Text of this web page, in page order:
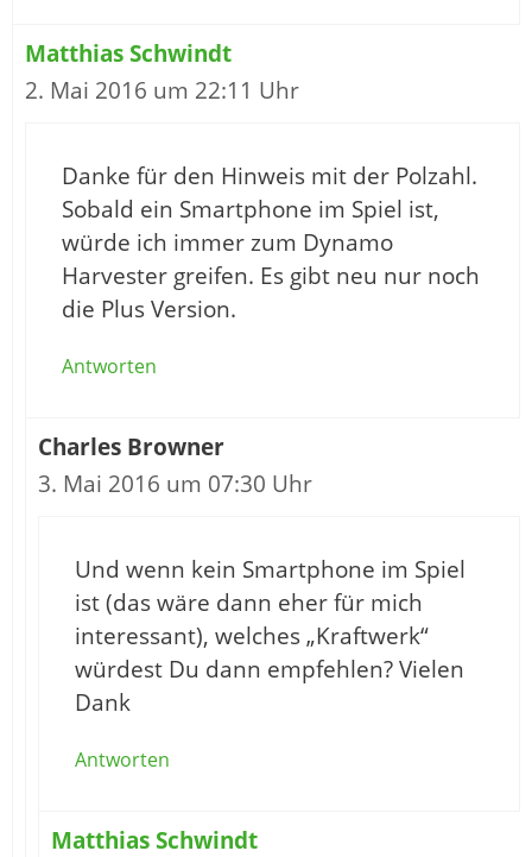
Matthias Schwindt
2. Mai 2016 um 22:11 Uhr
Danke für den Hinweis mit der Polzahl.
Sobald ein Smartphone im Spiel ist,
würde ich immer zum Dynamo
Harvester greifen. Es gibt neu nur noch
die Plus Version.
Antworten
Charles Browner
3. Mai 2016 um 07:30 Uhr
Und wenn kein Smartphone im Spiel
ist (das wäre dann eher für mich
interessant), welches „Kraftwerk“
würdest Du dann empfehlen? Vielen
Dank
Antworten
Matthias Schwindt